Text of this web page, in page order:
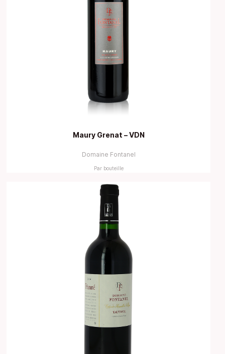
Maury Grenat – VDN
Domaine Fontanel
Par bouteille